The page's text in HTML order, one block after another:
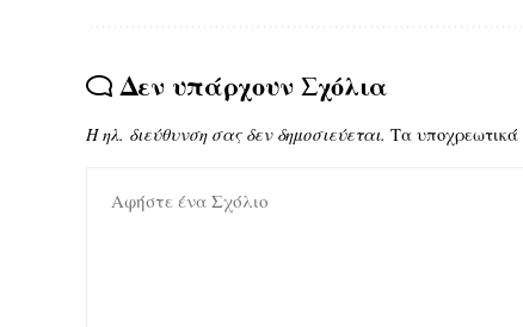
Δεν υπάρχουν Σχόλια
Η ηλ. διεύθυνση σας δεν δημοσιεύεται. Τα υποχρεωτικά